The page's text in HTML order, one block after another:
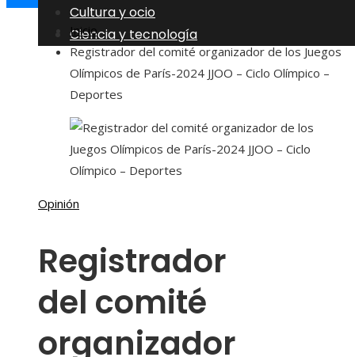
Cultura y ocio
Ciencia y tecnología
Inicio
Registrador del comité organizador de los Juegos
Olímpicos de París-2024 JJOO – Ciclo Olímpico –
Deportes
Opinión
Registrador
del comité
organizador